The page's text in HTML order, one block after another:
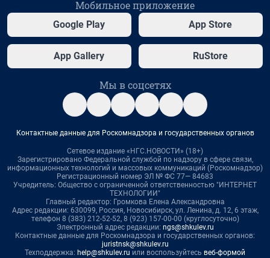
Мобильное приложение
Google Play App Store
App Gallery RuStore
Мы в соцсетях
Контактные данные для Роскомнадзора и государственных органов
Сетевое издание «НГС.НОВОСТИ» (18+)
Зарегистрировано Федеральной службой по надзору в сфере связи,
информационных технологий и массовых коммуникаций (Роскомнадзор)
Регистрационный номер ЭЛ № ФС 77— 84683
Учредитель: Общество с ограниченной ответственностью "ИНТЕРНЕТ
ТЕХНОЛОГИИ"
Главный редактор: Громкова Елена Александровна
Адрес редакции: 630099, Россия, Новосибирск, ул. Ленина, д. 12, 6 этаж,
телефон 8 (383) 212-52-52, 8 (923) 157-00-00 (круглосуточно)
Электронный адрес редакции: ngs@shkulev.ru
Контактные данные для Роскомнадзора и государственных органов:
juristnsk@shkulev.ru
Техподдержка: help@shkulev.ru или воспользуйтесь веб-формой